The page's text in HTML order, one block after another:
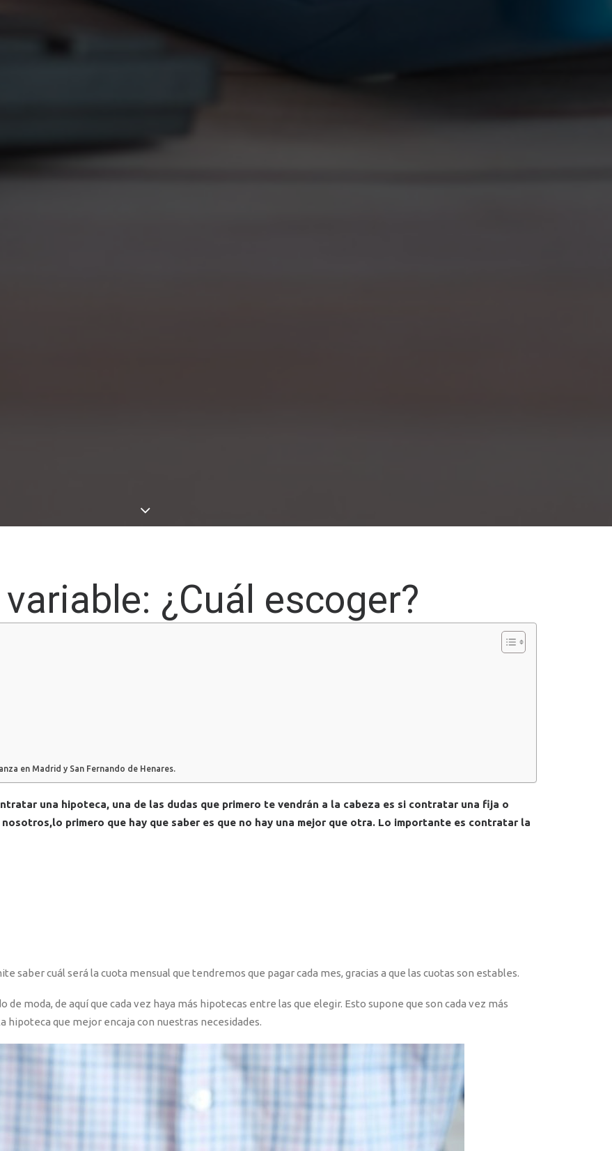
¿Cuál escoger?
en Madrid y San Fernando de Henares.
una hipoteca, una de las dudas que primero te vendrán a la cabeza es si contratar una fija o
primero que hay que saber es que no hay una mejor que otra. Lo importante es contratar la
saber cuál será la cuota mensual que tendremos que pagar cada mes, gracias a que las cuotas son estables.
moda, de aquí que cada vez haya más hipotecas entre las que elegir. Esto supone que son cada vez más
hipoteca que mejor encaja con nuestras necesidades.